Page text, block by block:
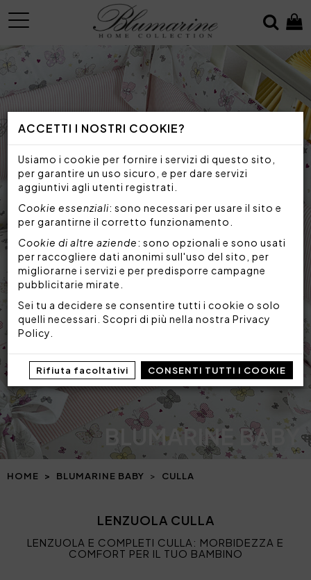
ACCETTI I NOSTRI COOKIE?
Usiamo i cookie per fornire i servizi di questo sito,
per garantire un uso sicuro, e per dare servizi
aggiuntivi agli utenti registrati.
Cookie essenziali: sono necessari per usare il sito e
per garantirne il corretto funzionamento.
Cookie di altre aziende: sono opzionali e sono usati
per raccogliere dati anonimi sull'uso del sito, per
migliorarne i servizi e per predisporre campagne
pubblicitarie mirate.
Sei tu a decidere se consentire tutti i cookie o solo
quelli necessari. Scopri di più nella nostra Privacy
Policy
Rifiuta facoltativi CONSENTI TUTTI I COOKIE
MENU
BLUMARINE BABY
HOME BLUMARINE BABY CULLA
LENZUOLA CULLA
LENZUOLA E COMPLETI CULLA: MORBIDEZZA E
COMFORT PER IL TUO BAMBINO